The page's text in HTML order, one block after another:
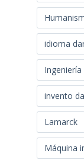
idioma
invento
Lamarck
Máquina